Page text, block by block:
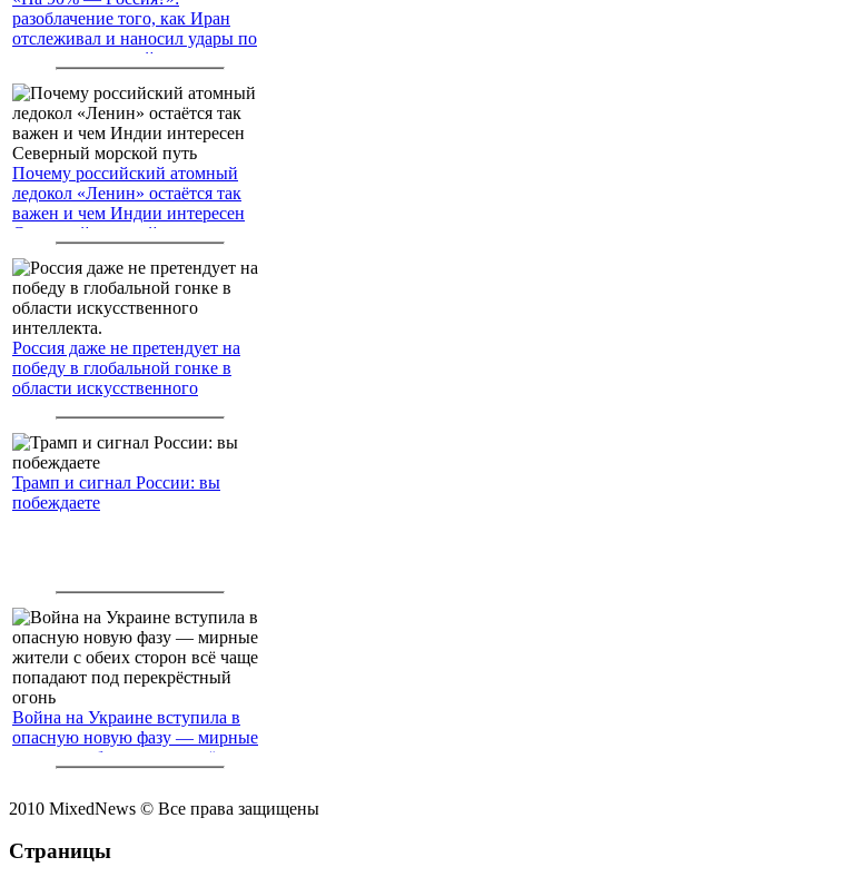
разоблачение того, как Иран
отслеживал и наносил удары по
американским войскам
Почему российский атомный
ледокол «Ленин» остаётся так
важен и чем Индии интересен
Северный морской путь
Россия даже не претендует на
победу в глобальной гонке в
области искусственного
Трамп и сигнал России: вы
побеждаете
Война на Украине вступила в
опасную новую фазу — мирные
жители с обеих сторон всё чаще
2010 MixedNews © Все права защищены
Страницы